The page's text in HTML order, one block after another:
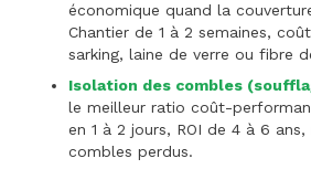
économique quand la
Chantier de 1 à 2 semaines,
sarking, laine de verre ou fibre
Isolation des combles
le meilleur ratio coût-
en 1 à 2 jours, ROI de 4 à 6 ans,
combles perdus.